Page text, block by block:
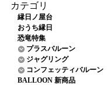
カテゴリ
縁日ノ屋台
おうち縁日
恐竜特集
プラスバルーン
ジャグリング
コンフェッティバルーン
BALLOON 新商品